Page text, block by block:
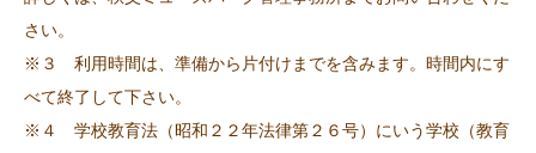
さい。
※３ 利用時間は、準備から片付けまでを含みます。時間内にす
べて終了して下さい。
※４ 学校教育法（昭和２２年法律第２６号）にいう学校（教育